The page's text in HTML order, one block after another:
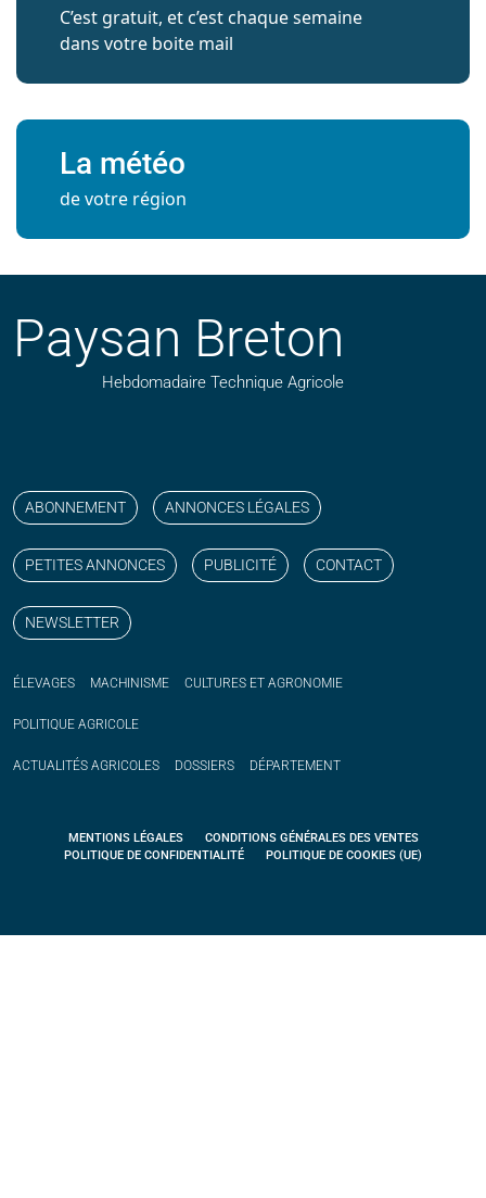
C’est gratuit, et c’est chaque semaine
dans votre boite mail
La météo
de votre région
Paysan Breton
Hebdomadaire Technique Agricole
ABONNEMENT ANNONCES LÉGALES
PETITES ANNONCES PUBLICITÉ CONTACT
NEWSLETTER
ÉLEVAGES MACHINISME CULTURES ET AGRONOMIE
POLITIQUE AGRICOLE
ACTUALITÉS AGRICOLES DOSSIERS DÉPARTEMENT
MENTIONS LÉGALES
CONDITIONS GÉNÉRALES DES VENTES
POLITIQUE DE CONFIDENTIALITÉ
POLITIQUE DE COOKIES (UE)